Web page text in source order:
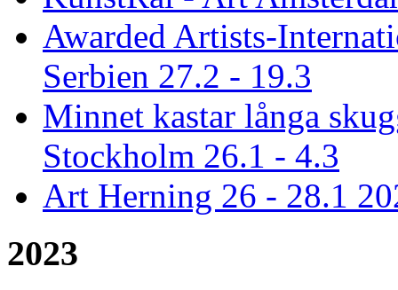
Awarded Artists-
Serbien 27.2 - 19.3
Minnet kastar långa
Stockholm 26.1 - 4.3
Art Herning 26 - 28.1
2023